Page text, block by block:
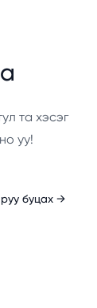
та хэсэг
уу!
буцах →